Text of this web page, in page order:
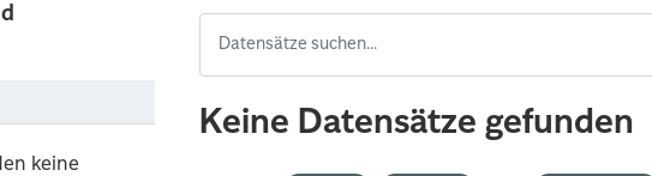
keine
Keine Datensätze gefunden